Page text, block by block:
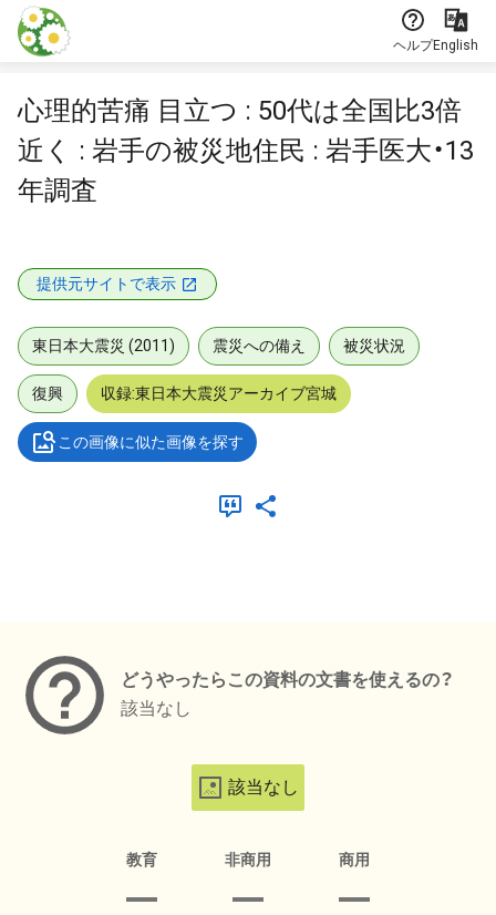
本文に飛ぶ
ヘルプEnglish
心理的苦痛 目立つ : 50代は全国比3倍
近く : 岩手の被災地住民 : 岩手医大・13
年調査
提供元サイトで表示
東日本大震災 (2011) 震災への備え 被災状況
復興 収録:東日本大震災アーカイブ宮城
この画像に似た画像を探す
どうやったらこの資料の文書を使えるの？
該当なし
該当なし
教育 非商用 商用